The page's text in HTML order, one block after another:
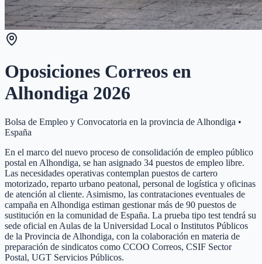
Oposiciones Correos en
Alhondiga 2026
Bolsa de Empleo y Convocatoria en la provincia de Alhondiga •
España
En el marco del nuevo proceso de consolidación de empleo público
postal en Alhondiga, se han asignado 34 puestos de empleo libre.
Las necesidades operativas contemplan puestos de cartero
motorizado, reparto urbano peatonal, personal de logística y oficinas
de atención al cliente. Asimismo, las contrataciones eventuales de
campaña en Alhondiga estiman gestionar más de 90 puestos de
sustitución en la comunidad de España. La prueba tipo test tendrá su
sede oficial en Aulas de la Universidad Local o Institutos Públicos
de la Provincia de Alhondiga, con la colaboración en materia de
preparación de sindicatos como CCOO Correos, CSIF Sector
Postal, UGT Servicios Públicos.